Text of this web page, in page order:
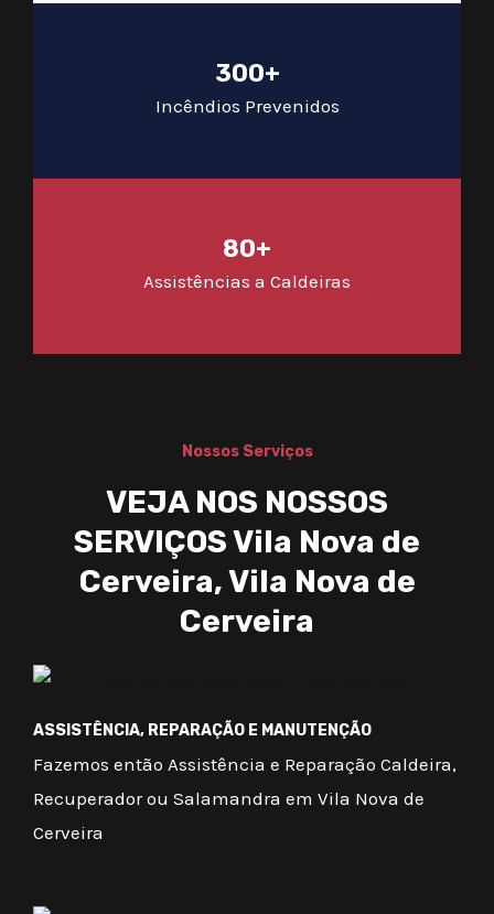
300+
Incêndios Prevenidos
80+
Assistências a Caldeiras
Nossos Serviços
VEJA NOS NOSSOS
SERVIÇOS Vila Nova de
Cerveira, Vila Nova de
Cerveira
ASSISTÊNCIA, REPARAÇÃO E MANUTENÇÃO
Fazemos então Assistência e Reparação Caldeira,
Recuperador ou Salamandra em Vila Nova de
Cerveira